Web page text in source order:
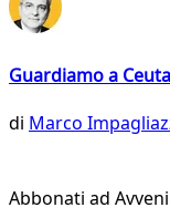
Guardiamo a
di Marco
Abbonati ad